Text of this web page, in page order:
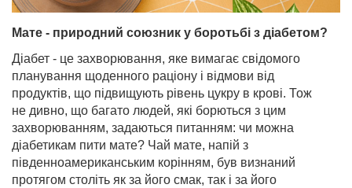
Мате - природний союзник у боротьбі з діабетом?
Діабет - це захворювання, яке вимагає свідомого
планування щоденного раціону і відмови від
продуктів, що підвищують рівень цукру в крові. Тож
не дивно, що багато людей, які борються з цим
захворюванням, задаються питанням: чи можна
діабетикам пити мате? Чай мате, напій з
південноамериканським корінням, був визнаний
протягом століть як за його смак, так і за його